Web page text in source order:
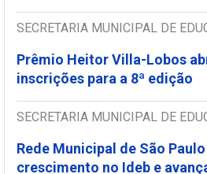
SECRETARIA MUNICIPAL DE
Prêmio Heitor Villa-Lobos
inscrições para a 8ª edição
SECRETARIA MUNICIPAL DE
Rede Municipal de São
crescimento no Ideb e